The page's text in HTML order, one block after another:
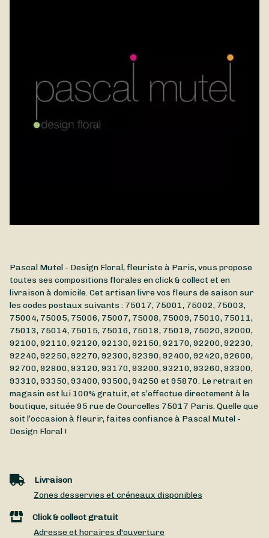
Pascal Mutel - Design Floral, fleuriste à Paris, vous propose
toutes ses compositions florales en click & collect et en
livraison à domicile. Cet artisan livre vos fleurs de saison sur
les codes postaux suivants : 75017, 75001, 75002, 75003,
75004, 75005, 75006, 75007, 75008, 75009, 75010, 75011,
75013, 75014, 75015, 75016, 75018, 75019, 75020, 92000,
92100, 92110, 92120, 92130, 92150, 92170, 92200, 92230,
92240, 92250, 92270, 92300, 92390, 92400, 92420, 92600,
92700, 92800, 93120, 93170, 93200, 93210, 93260, 93300,
93310, 93350, 93400, 93500, 94250 et 95870. Le retrait en
magasin est lui 100% gratuit, et s’effectue directement à la
boutique, située95 rue de Courcelles 75017 Paris. Quelle que
soit l’occasion à fleurir, faites confiance à Pascal Mutel -
Design Floral !
Livraison
Zones desservies et créneaux disponibles
Click & collect gratuit
Adresse et horaires d'ouverture